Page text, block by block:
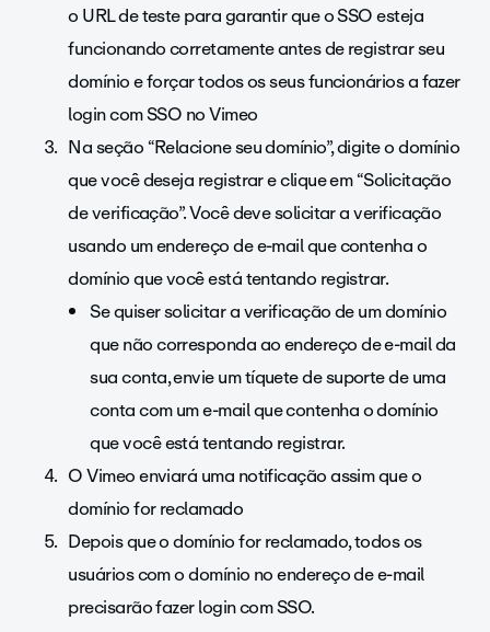
o URL de teste para garantir que o SSO esteja
funcionando corretamente antes de registrar seu
domínio e forçar todos os seus funcionários a fazer
login com SSO no Vimeo
Na seção “Relacione seu domínio”, digite o domínio
que você deseja registrar e clique em “Solicitação
de verificação”. Você deve solicitar a verificação
usando um endereço de e-mail que contenha o
domínio que você está tentando registrar.
Se quiser solicitar a verificação de um domínio
que não corresponda ao endereço de e-mail da
sua conta, envie um tíquete de suporte de uma
conta com um e-mail que contenha o domínio
que você está tentando registrar.
O Vimeo enviará uma notificação assim que o
domínio for reclamado
Depois que o domínio for reclamado, todos os
usuários com o domínio no endereço de e-mail
precisarão fazer login com SSO.